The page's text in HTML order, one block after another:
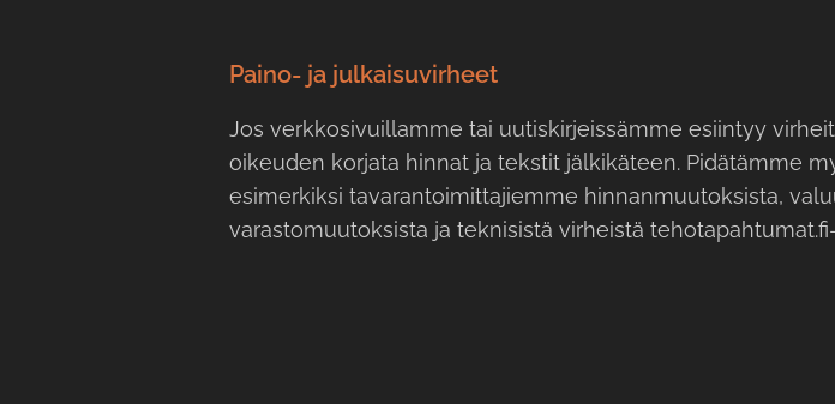
Paino- ja julkaisuvirheet
Jos verkkosivuillamme tai uutiskirjeissämme esiintyy
oikeuden korjata hinnat ja tekstit jälkikäteen. Pidätämme
esimerkiksi tavarantoimittajiemme hinnanmuutoksista,
varastomuutoksista ja teknisistä virheistä